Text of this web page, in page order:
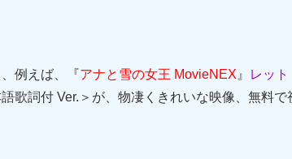
例えば、『アナと雪の女王 MovieNEX 』 レッ
歌詞付 Ver.＞が、物凄くきれいな映像、無料で